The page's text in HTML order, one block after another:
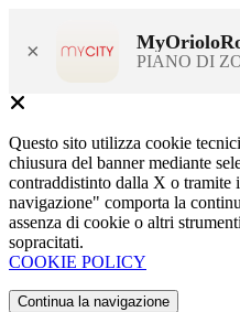
× PIANO DI
Questo sito utilizza cookie
chiusura del banner mediante
contraddistinto dalla X o tramite
navigazione" comporta la
assenza di cookie o altri
sopracitati.
COOKIE POLICY
Continua la navigazione